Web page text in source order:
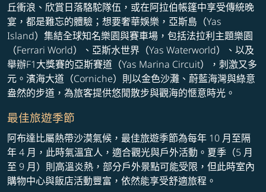
丘衝浪、欣賞日落駱駝隊伍，或在阿拉伯帳篷中享受傳統晚
宴，都是難忘的體驗；想要奢華娛樂，亞斯島（Yas
Island）集結全球知名樂園與賽車場，包括法拉利主題樂園
（Ferrari World）、亞斯水世界（Yas Waterworld）、以及
舉辦F1大獎賽的亞斯賽道（Yas Marina Circuit），刺激又多
元。濱海大道（Corniche）則以金色沙灘、蔚藍海灣與綠意
盎然的步道，為旅客提供悠閒散步與觀海的愜意時光。
最佳旅遊季節
阿布達比屬熱帶沙漠氣候，最佳旅遊季節為每年 10 月至隔
年 4 月，此時氣溫宜人，適合觀光與戶外活動。夏季（5 月
至 9 月）則高溫炎熱，部分戶外景點可能受限，但此時室內
購物中心與飯店活動豐富，依然能享受舒適旅程。